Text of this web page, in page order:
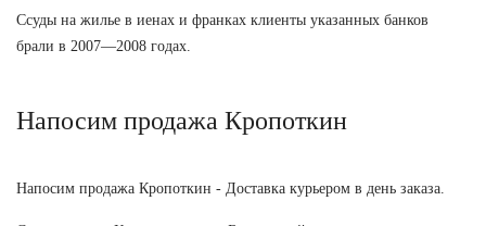
Ссуды на жилье в иенах и франках клиенты указанных банков
брали в 2007—2008 годах.
Напосим продажа Кропоткин
Напосим продажа Кропоткин - Доставка курьером в день заказа.